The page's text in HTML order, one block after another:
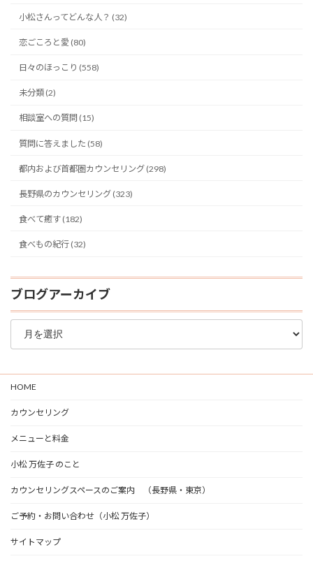
小松さんってどんな人？ (32)
恋ごころと愛 (80)
日々のほっこり (558)
未分類 (2)
相談室への質問 (15)
質問に答えました (58)
都内および首都圏カウンセリング (298)
長野県のカウンセリング (323)
食べて癒す (182)
食べもの紀行 (32)
ブログアーカイブ
ブ
グ
ー
カ
ブ
HOME
カウンセリング
メニューと料金
小松 万佐子 のこと
カウンセリングスペースのご案内 （長野県・東京）
ご予約・お問い合わせ（小松 万佐子）
サイトマップ